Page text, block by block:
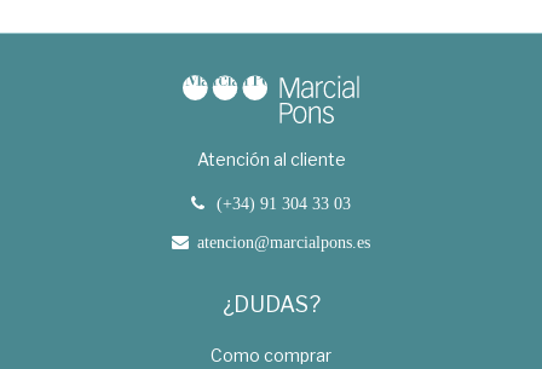
Atención al cliente
(+34) 91 304 33 03
atencion@marcialpons.es
¿DUDAS?
Como comprar